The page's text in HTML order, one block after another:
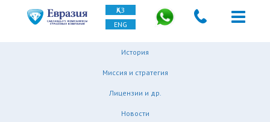
ҚАЗ
ENG
История
Миссия и стратегия
Лицензии и др.
Новости